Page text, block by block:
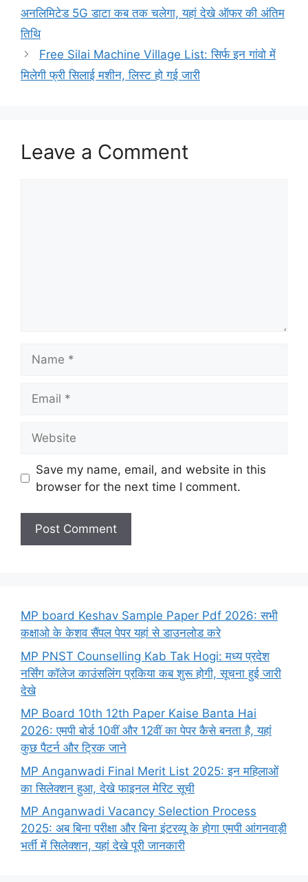
अनलिमिटेड 5G डाटा कब तक चलेगा, यहां देखे ऑफर की अंतिम
तिथि
Free Silai Machine Village List: सिर्फ इन गांवो में
मिलेगी फ्री सिलाई मशीन, लिस्ट हो गई जारी
Leave a Comment
Save my name, email, and website in this
browser for the next time I comment.
MP board Keshav Sample Paper Pdf 2026: सभी
कक्षाओ के केशव सैंपल पेपर यहां से डाउनलोड करे
MP PNST Counselling Kab Tak Hogi: मध्य प्रदेश
नर्सिंग कॉलेज काउंसलिंग प्रकिया कब शुरू होगी, सूचना हुई जारी
देखे
MP Board 10th 12th Paper Kaise Banta Hai
2026: एमपी बोर्ड 10वीं और 12वीं का पेपर कैसे बनता है, यहां
कुछ पैटर्न और ट्रिक जाने
MP Anganwadi Final Merit List 2025: इन महिलाओं
का सिलेक्शन हुआ, देखे फाइनल मेरिट सूची
MP Anganwadi Vacancy Selection Process
2025: अब बिना परीक्षा और बिना इंटरव्यू के होगा एमपी आंगनवाड़ी
भर्ती में सिलेक्शन, यहां देखे पूरी जानकारी